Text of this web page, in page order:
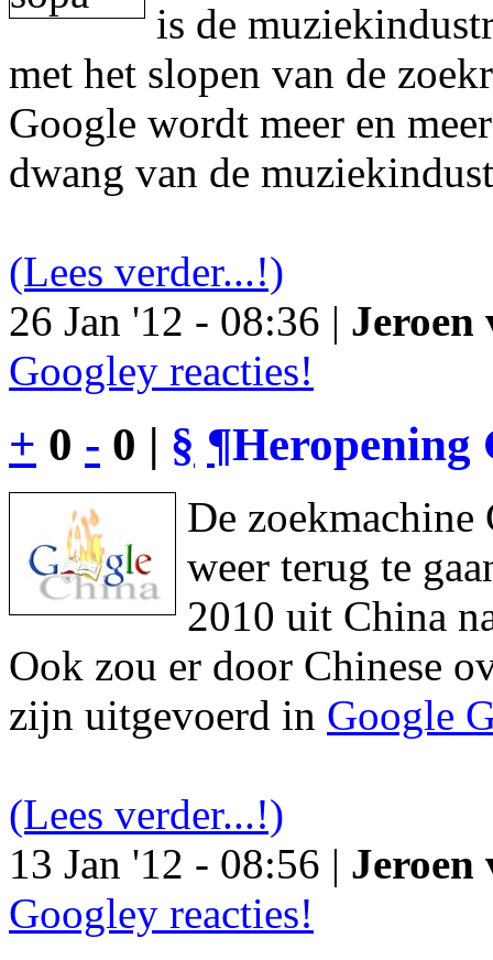
is de
met het slopen van de
Google wordt meer en
dwang van de
(Lees verder...!)
26 Jan '12 - 08:36 | Jeroen
Googley reacties!
+ 0 - 0 | § ¶Heropening
De
weer terug te
2010 uit China
Ook zou er door Chinese
zijn uitgevoerd in Google
(Lees verder...!)
13 Jan '12 - 08:56 | Jeroen
Googley reacties!